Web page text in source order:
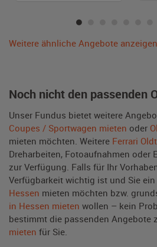
Weitere ähnliche Angebote anzeigen
Noch nicht den passenden
Unser Fundus bietet weitere
Coupes / Sportwagen mieten oder
mieten möchten. Weitere Ferrari
Dreharbeiten, Fotoaufnahmen oder
zur Verfügung. Falls für Ihr
Verfügbarkeit wichtig ist und Sie ein
Hessen mieten möchten bzw.
in Hessen mieten wollen – kein
bestimmt die passenden Angebote
mieten für Sie.